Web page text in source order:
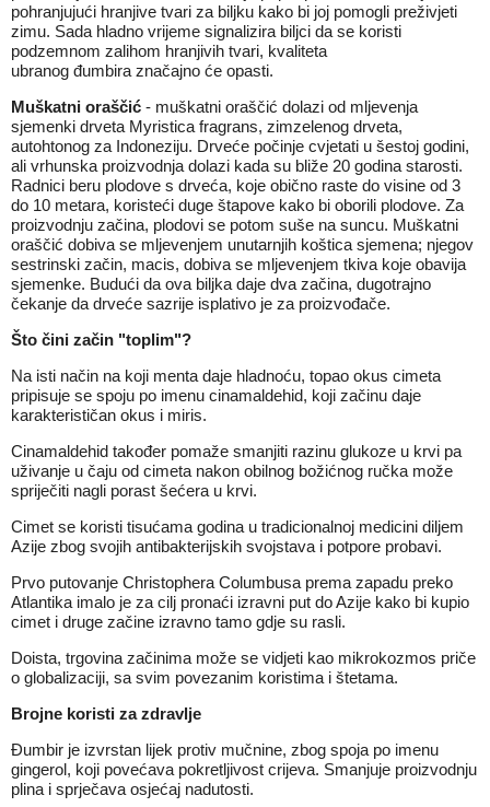
pohranjujući hranjive tvari za biljku kako bi joj pomogli preživjeti
zimu. Sada hladno vrijeme signalizira biljci da se koristi
podzemnom zalihom hranjivih tvari, kvaliteta
ubranog đumbira značajno će opasti.
Muškatni oraščić - muškatni oraščić dolazi od mljevenja
sjemenki drveta Myristica fragrans, zimzelenog drveta,
autohtonog za Indoneziju. Drveće počinje cvjetati u šestoj godini,
ali vrhunska proizvodnja dolazi kada su bliže 20 godina starosti.
Radnici beru plodove s drveća, koje obično raste do visine od 3
do 10 metara, koristeći duge štapove kako bi oborili plodove. Za
proizvodnju začina, plodovi se potom suše na suncu. Muškatni
oraščić dobiva se mljevenjem unutarnjih koštica sjemena; njegov
sestrinski začin, macis, dobiva se mljevenjem tkiva koje obavija
sjemenke. Budući da ova biljka daje dva začina, dugotrajno
čekanje da drveće sazrije isplativo je za proizvođače.
Što čini začin "toplim"?
Na isti način na koji menta daje hladnoću, topao okus cimeta
pripisuje se spoju po imenu cinamaldehid, koji začinu daje
karakterističan okus i miris.
Cinamaldehid također pomaže smanjiti razinu glukoze u krvi pa
uživanje u čaju od cimeta nakon obilnog božićnog ručka može
spriječiti nagli porast šećera u krvi.
Cimet se koristi tisućama godina u tradicionalnoj medicini diljem
Azije zbog svojih antibakterijskih svojstava i potpore probavi.
Prvo putovanje Christophera Columbusa prema zapadu preko
Atlantika imalo je za cilj pronaći izravni put do Azije kako bi kupio
cimet i druge začine izravno tamo gdje su rasli.
Doista, trgovina začinima može se vidjeti kao mikrokozmos priče
o globalizaciji, sa svim povezanim koristima i štetama.
Brojne koristi za zdravlje
Đumbir je izvrstan lijek protiv mučnine, zbog spoja po imenu
gingerol, koji povećava pokretljivost crijeva. Smanjuje proizvodnju
plina i sprječava osjećaj nadutosti.